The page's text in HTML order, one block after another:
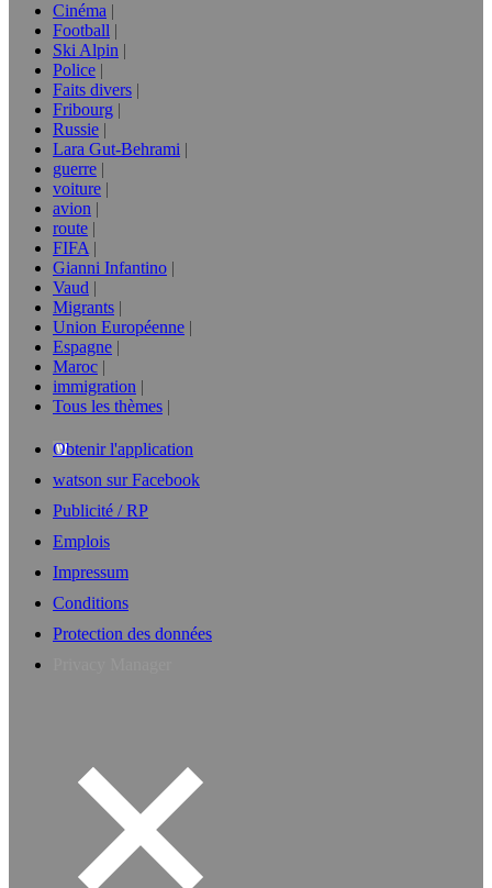
Cinéma
Football
Ski Alpin
Police
Faits divers
Fribourg
Russie
Lara Gut-Behrami
guerre
voiture
avion
route
FIFA
Gianni Infantino
Vaud
Migrants
Union Européenne
Espagne
Maroc
immigration
Tous les thèmes
Obtenir l'application
watson sur Facebook
Publicité / RP
Emplois
Impressum
Conditions
Protection des données